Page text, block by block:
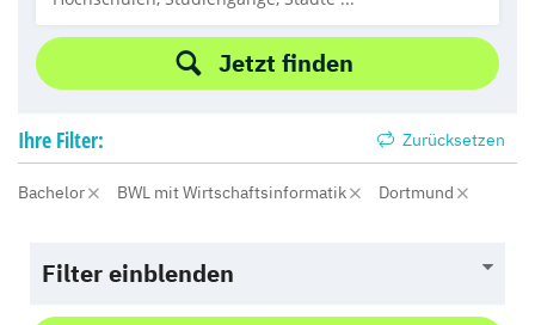
Jetzt finden
Ihre Filter: Zurücksetzen
Bachelor BWL mit Wirtschaftsinformatik Dortmund
Filter einblenden